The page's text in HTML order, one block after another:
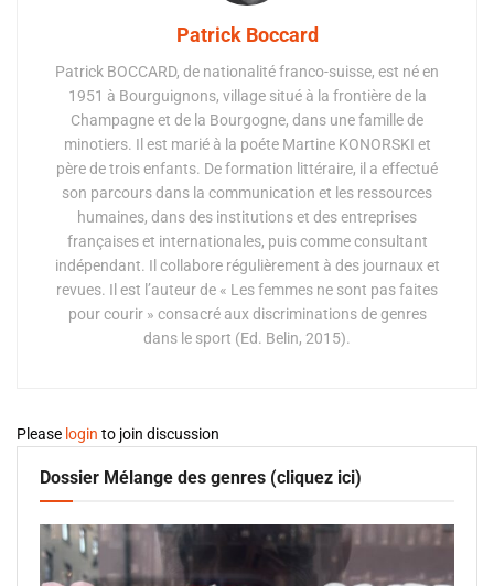
Patrick Boccard
Patrick BOCCARD, de nationalité franco-suisse, est né en
1951 à Bourguignons, village situé à la frontière de la
Champagne et de la Bourgogne, dans une famille de
minotiers. Il est marié à la poéte Martine KONORSKI et
père de trois enfants. De formation littéraire, il a effectué
son parcours dans la communication et les ressources
humaines, dans des institutions et des entreprises
françaises et internationales, puis comme consultant
indépendant. Il collabore régulièrement à des journaux et
revues. Il est l’auteur de « Les femmes ne sont pas faites
pour courir » consacré aux discriminations de genres
dans le sport (Ed. Belin, 2015).
Please login to join discussion
Dossier Mélange des genres (cliquez ici)